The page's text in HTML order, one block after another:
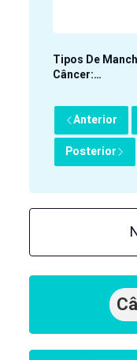
Tipos De
Câncer:…
Anterior
Posterior